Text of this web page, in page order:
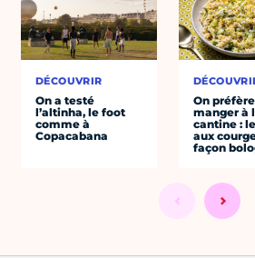
DÉCOUVRIR
On a testé
l’altinha, le foot
comme à
Copacabana
On préfère
manger à
cantine :
aux
façon